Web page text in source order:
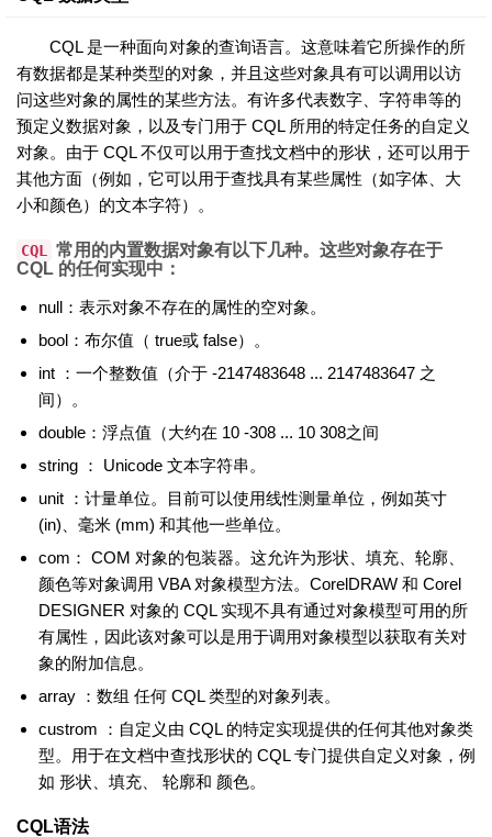
CQL 是一种面向对象的查询语言。这意味着它所操作的所
有数据都是某种类型的对象，并且这些对象具有可以调用以访
问这些对象的属性的某些方法。有许多代表数字、字符串等的
预定义数据对象，以及专门用于 CQL 所用的特定任务的自定义
对象。由于 CQL 不仅可以用于查找文档中的形状，还可以用于
其他方面（例如，它可以用于查找具有某些属性（如字体、大
小和颜色）的文本字符）。
CQL
常用的内置数据对象有以下几种。这些对象存在于
CQL 的任何实现中：
null：表示对象不存在的属性的空对象。
bool：布尔值（ true或 false）。
int ：一个整数值（介于 -2147483648 ... 2147483647 之
间）。
double：浮点值（大约在 10 -308 ... 10 308之间
string ： Unicode 文本字符串。
unit ：计量单位。目前可以使用线性测量单位，例如英寸
(in)、毫米 (mm) 和其他一些单位。
com： COM 对象的包装器。这允许为形状、填充、轮廓、
颜色等对象调用 VBA 对象模型方法。CorelDRAW 和 Corel
DESIGNER 对象的 CQL 实现不具有通过对象模型可用的所
有属性，因此该对象可以是用于调用对象模型以获取有关对
象的附加信息。
array ：数组 任何 CQL 类型的对象列表。
custrom ：自定义由 CQL 的特定实现提供的任何其他对象类
型。用于在文档中查找形状的 CQL 专门提供自定义对象，例
如 形状、填充、 轮廓和 颜色。
CQL语法